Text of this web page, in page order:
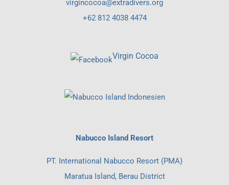
virgincocoa@extradivers.org
+62 812 4038 4474
Virgin Cocoa
Nabucco Island Resort
PT. International Nabucco Resort (PMA)
Maratua Island, Berau District